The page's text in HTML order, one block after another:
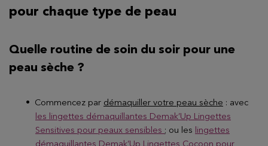
pour chaque type de peau
Quelle routine de soin du soir pour une
peau sèche ?
Commencez par démaquiller votre peau sèche : avec
les lingettes démaquillantes Demak’Up Lingettes
Sensitives pour peaux sensibles ; ou les lingettes